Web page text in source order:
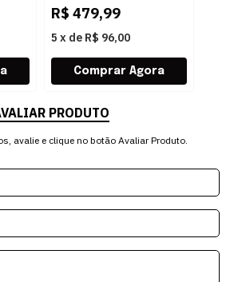
R$ 479,99
5 x de R$ 96,00
PRODUTO
avalie e clique no botão Avaliar Produto.